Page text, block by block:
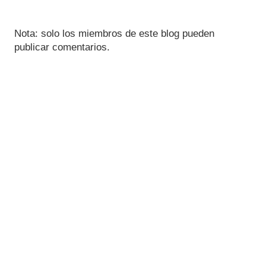
Nota: solo los miembros de este blog pueden
publicar comentarios.